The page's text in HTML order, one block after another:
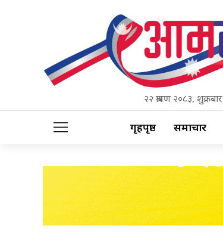
२२ श्रावण २०८३, शुक्रबार
गृहपृष्ठ समाचार